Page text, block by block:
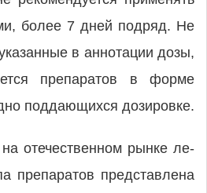
более 7 дней подряд. Не
в аннотации дозы,
препаратов в форме
поддающихся дозировке.
отечественном рынке ле­
препаратов представлена